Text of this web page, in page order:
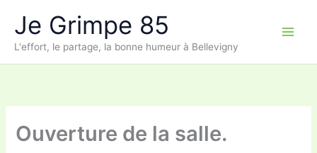
contenu
Je Grimpe 85
L'effort, le partage, la bonne humeur à Bellevigny
Ouverture de la salle.